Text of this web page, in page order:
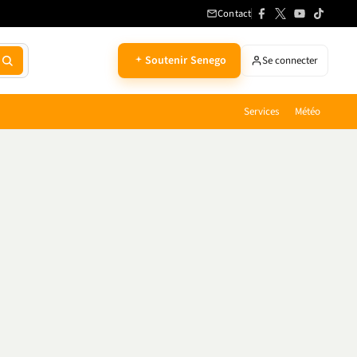
Contact
Soutenir Senego Se connecter
Services Météo